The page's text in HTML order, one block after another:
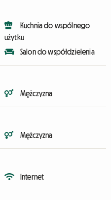
Kuchnia do wspólnego
użytku
Salon do współdzielenia
Mężczyzna
Mężczyzna
Internet